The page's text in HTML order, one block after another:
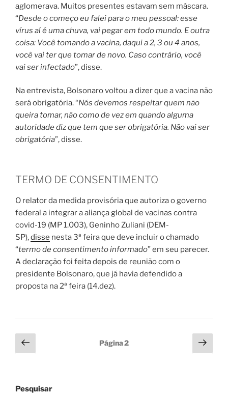
aglomerava. Muitos presentes estavam sem máscara.
“Desde o começo eu falei para o meu pessoal: esse
vírus aí é uma chuva, vai pegar em todo mundo. E outra
coisa: Você tomando a vacina, daqui a 2, 3 ou 4 anos,
você vai ter que tomar de novo. Caso contrário, você
vai ser infectado”, disse.
Na entrevista, Bolsonaro voltou a dizer que a vacina não
será obrigatória. “Nós devemos respeitar quem não
queira tomar, não como de vez em quando alguma
autoridade diz que tem que ser obrigatória. Não vai ser
obrigatória”, disse.
TERMO DE CONSENTIMENTO
O relator da medida provisória que autoriza o governo
federal a integrar a aliança global de vacinas contra
covid-19 (MP 1.003), Geninho Zuliani (DEM-
SP),disse nesta 3ª feira que deve incluir o chamado
“termo de consentimento informado” em seu parecer.
A declaração foi feita depois de reunião com o
presidente Bolsonaro, que já havia defendido a
proposta na 2ª feira (14.dez).
Paginação
de
Página
anterior
Página2
Pesquisar